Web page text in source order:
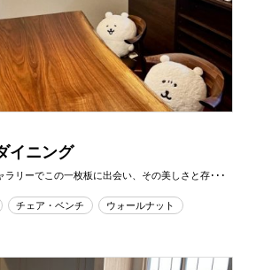
イニング
ラリーでこの一枚板に出会い、その美しさと存･･･
チェア・ベンチ ウォールナット